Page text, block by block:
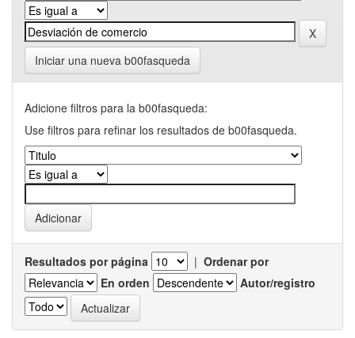
Iniciar una nueva b00fasqueda
Adicione filtros para la b00fasqueda:
Use filtros para refinar los resultados de b00fasqueda.
Resultados por página | Ordenar por
En orden
Autor/registro